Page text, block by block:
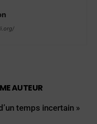
AUTEUR
temps incertain »